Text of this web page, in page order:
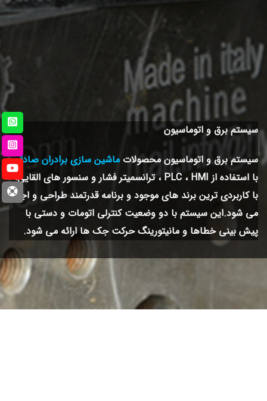
سیستم برق و اتوماسیون
سیستم برق و اتوماسیون محصولات ماشین سازی برادران صادقی
با استفاده از PLC ، HMI ، ترانسمیتر فشار و سنسور های القایی،
با کاربردی ترین برند های موجود و برنامه قدرتمند طراحی و اجرا
می شود.این سیستم با دو وضعیت کنترلی اتومات و دستی با
پیش بینی خطاها و مانیتورینگ حرکت جک ها ارائه می شود.